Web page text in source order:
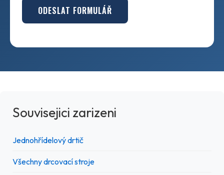
ODESLAT FORMULÁŘ
Souvisejici zarizeni
Jednohřídelový drtič
Všechny drcovací stroje